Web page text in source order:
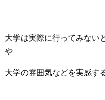
大学は実際に行ってみない
や
大学の雰囲気などを実感す